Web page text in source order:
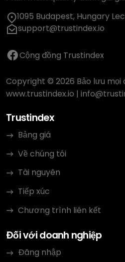
1095 Budapest, Hungary
support@trustindex.io
Cộng đồng Trustindex
Copyright © 2026 Bảo lưu mọi
www.trustindex.io |
Trustindex
Bảng giá
Về chúng tôi
Tài nguyên
Tiếp xúc
Chương trình liên kết
Đối với doanh nghiệp
Đăng nhập